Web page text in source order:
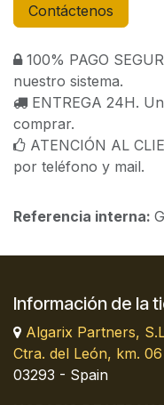
Contáctenos
100% PAGO
nuestro sistema.
ENTREGA 24H.
comprar.
ATENCIÓN AL
por teléfono y mail.
Referencia interna:
Información de la
Algarix Partners,
Ctra. del León, km.
03293 - Spain